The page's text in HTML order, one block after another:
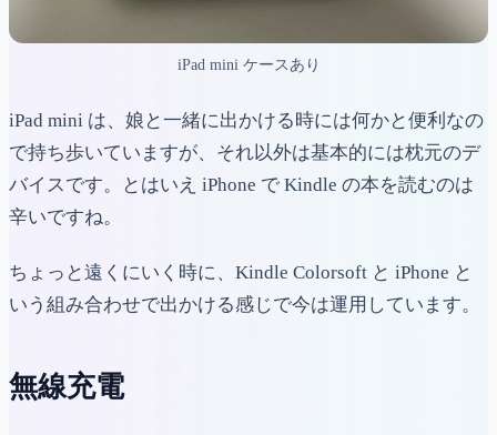
iPad mini ケースあり
iPad mini は、娘と一緒に出かける時には何かと便利なの
で持ち歩いていますが、それ以外は基本的には枕元のデ
バイスです。とはいえ iPhone で Kindle の本を読むのは
辛いですね。
ちょっと遠くにいく時に、Kindle Colorsoft と iPhone と
いう組み合わせで出かける感じで今は運用しています。
無線充電